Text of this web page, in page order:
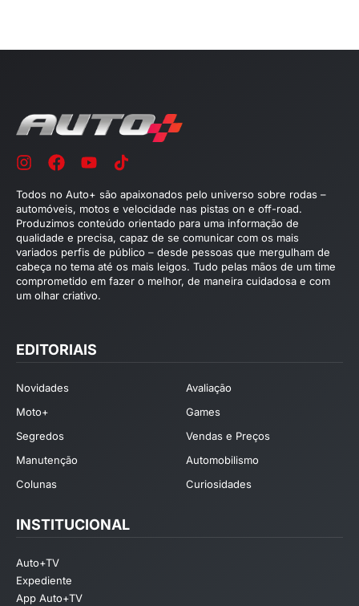
Todos no Auto+ são apaixonados pelo universo sobre rodas –
automóveis, motos e velocidade nas pistas on e off-road.
Produzimos conteúdo orientado para uma informação de
qualidade e precisa, capaz de se comunicar com os mais
variados perfis de público – desde pessoas que mergulham de
cabeça no tema até os mais leigos. Tudo pelas mãos de um time
comprometido em fazer o melhor, de maneira cuidadosa e com
um olhar criativo.
EDITORIAIS
Novidades
Avaliação
Moto+
Games
Segredos
Vendas e Preços
Manutenção
Automobilismo
Colunas
Curiosidades
INSTITUCIONAL
Auto+TV
Expediente
App Auto+TV